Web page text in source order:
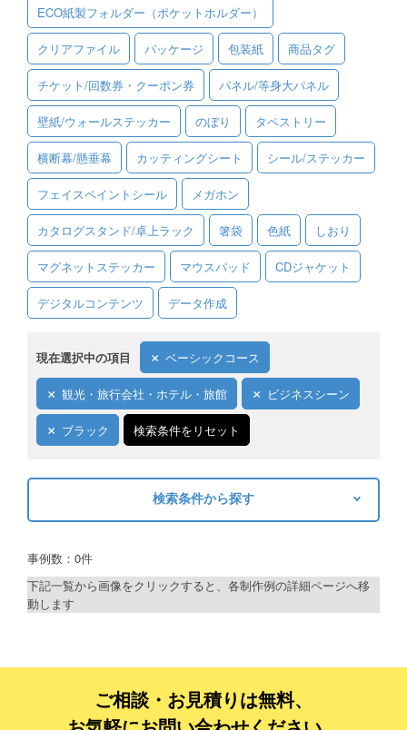
ご注文方法について
キャンセルについて
FAQ（よくあるご質問）
資料をダウンロード
ご利用規約
お見積り・お問合せ
ECO紙製フォルダー（ポケットホルダー）
クリアファイル パッケージ 包装紙 商品タグ
チケット/回数券・クーポン券 パネル/等身大パネル
壁紙/ウォールステッカー のぼり タペストリー
横断幕/懸垂幕 カッティングシート シール/ステッカー
フェイスペイントシール メガホン
カタログスタンド/卓上ラック 箸袋 色紙 しおり
マグネットステッカー マウスパッド CDジャケット
デジタルコンテンツ データ作成
現在選択中の項目 ベーシックコース
観光・旅行会社・ホテル・旅館 ビジネスシーン
ブラック 検索条件をリセット
検索条件から探す
制作プランで探す
ベーシックコース
シルバーコース
事例数：0件
下記一覧から画像をクリックすると、各制作例の詳細ページへ移
動します
ご相談・お見積りは無料、